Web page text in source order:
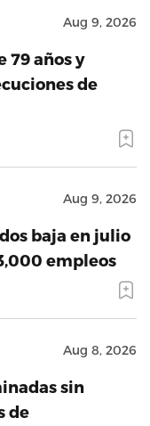
Aug 9, 2026
79 años y
de
Aug 9, 2026
baja en julio
empleos
Aug 8, 2026
sin
de